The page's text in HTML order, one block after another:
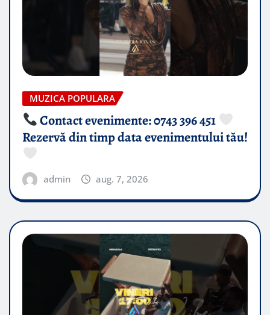
MUZICA POPULARA
Contact evenimente: 0743 396 451
Rezervă din timp data evenimentului tău!
admin aug. 7, 2026